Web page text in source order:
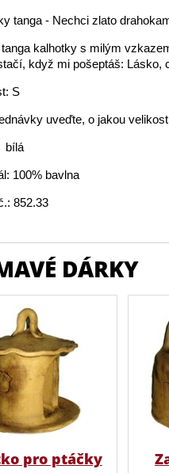
tanga - Nechci zlato
kalhotky s milým
když mi pošeptáš: Lásko,
S
uveďte, o jakou
bílá
100% bavlna
852.33
DÁRKY
pro ptáčky